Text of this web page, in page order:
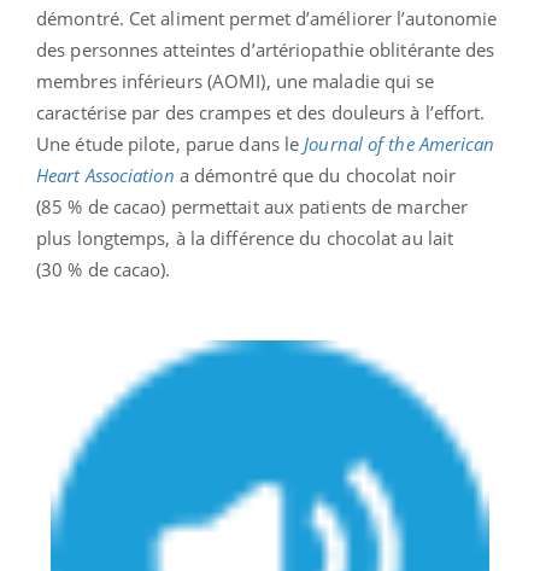
démontré. Cet aliment permet d’améliorer l’autonomie
des personnes atteintes d’artériopathie oblitérante des
membres inférieurs (AOMI), une maladie qui se
caractérise par des crampes et des douleurs à l’effort.
Une étude pilote, parue dans le Journal of the American
Heart Association a démontré que du chocolat noir
(85 % de cacao) permettait aux patients de marcher
plus longtemps, à la différence du chocolat au lait
(30 % de cacao).